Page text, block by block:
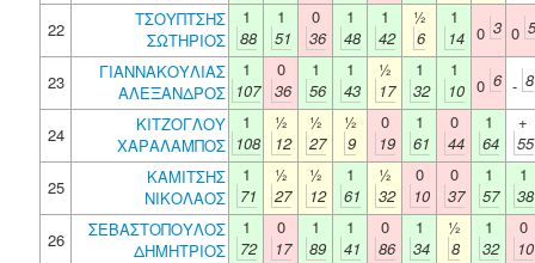
22
ΤΣΟΥΠΤΣΗΣ
ΣΩΤΗΡΙΟΣ
1
88
1
51
0
36
1
48
1
42
½
6
1
14 0 3 0 5
23
ΓΙΑΝΝΑΚΟΥΛΙΑΣ
ΑΛΕΞΑΝΔΡΟΣ
1
107
0
36
1
56
1
43
½
17
1
32
1
10 0 6 - 8
24
ΚΙΤΖΟΓΛΟΥ
ΧΑΡΑΛΑΜΠΟΣ
1
108
½
12
½
27
½
9
0
19
1
61
0
44
1
64
+
55
25
ΚΑΜΙΤΣΗΣ
ΝΙΚΟΛΑΟΣ
1
71
½
27
½
12
1
61
½
32
0
10
0
37
1
57
1
38
26
ΣΕΒΑΣΤΟΠΟΥΛΟΣ
ΔΗΜΗΤΡΙΟΣ
1
72
0
17
1
89
1
41
0
86
1
34
½
8
1
32
0
10